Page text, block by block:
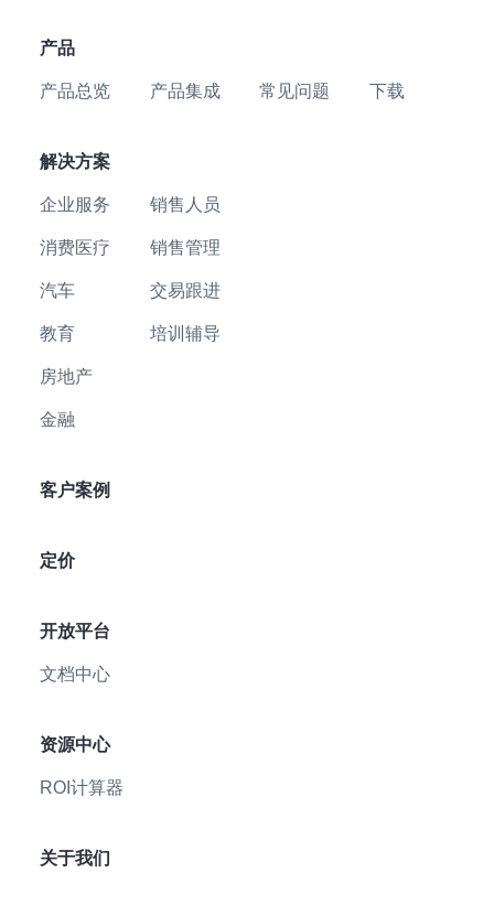
产品
产品总览 产品集成 常见问题 下载
解决方案
企业服务
消费医疗
汽车
教育
房地产
金融
销售人员
销售管理
交易跟进
培训辅导
客户案例
定价
开放平台
文档中心
资源中心
ROI计算器
关于我们